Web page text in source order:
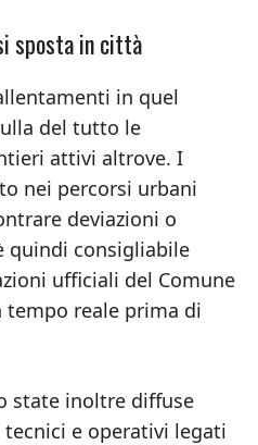
sposta in città
in quel
del tutto le
attivi altrove. I
nei percorsi urbani
deviazioni o
quindi consigliabile
ufficiali del Comune
reale prima di
state inoltre diffuse
e operativi legati